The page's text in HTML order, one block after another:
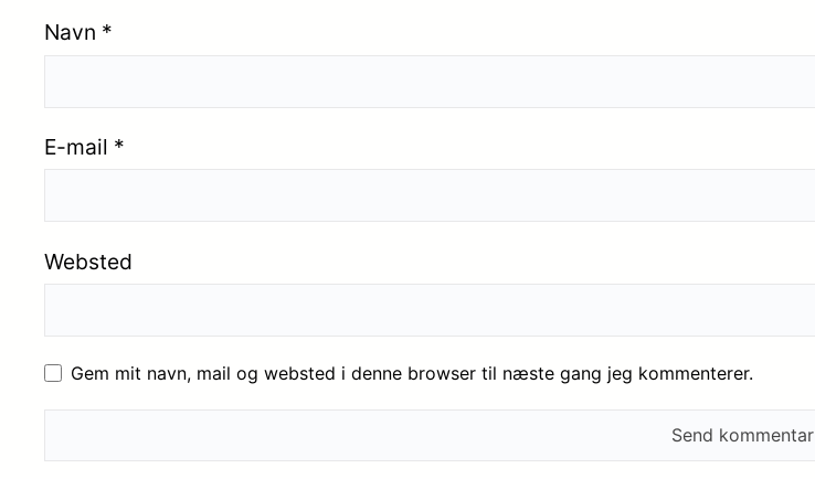
Navn *
E-mail *
Websted
Gem mit navn, mail og websted i denne browser til næste gang jeg kommenterer.